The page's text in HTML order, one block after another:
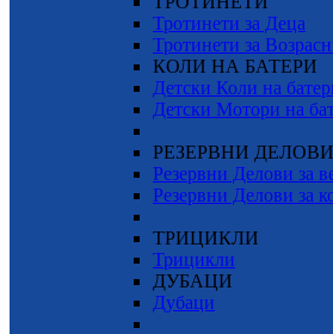
Тротинети за Деца
Тротинети за
КОЛИ НА БАТЕРИ
Детски Коли на
Детски Мотори на
РЕЗЕРВНИ ДЕЛОВИ
Резервни Делови за
Резервни Делови за
ТРИЦИКЛИ
Трицикли
ДУБАЦИ
Дубаци